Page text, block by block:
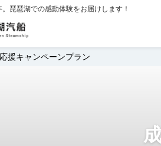
琵琶湖での感動体験をお届けします！
援キャンペーンプラン